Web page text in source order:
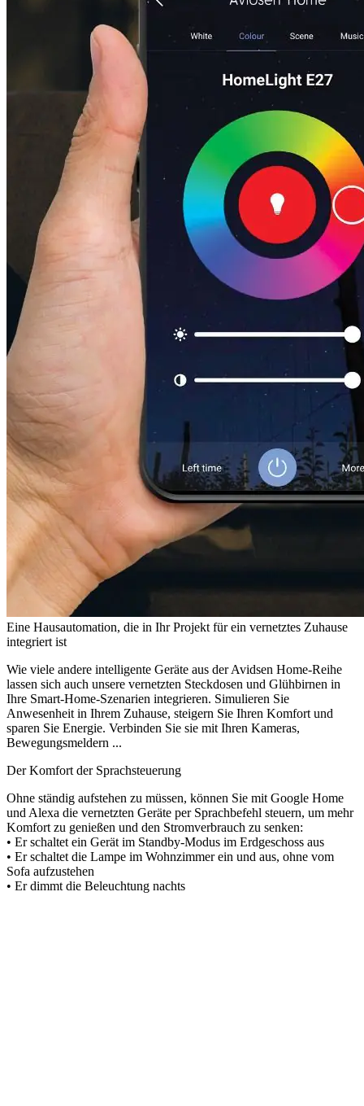
Eine Hausautomation, die in Ihr Projekt für ein vernetztes Zuhause
integriert ist
Wie viele andere intelligente Geräte aus der Avidsen Home-Reihe
lassen sich auch unsere vernetzten Steckdosen und Glühbirnen in
Ihre Smart-Home-Szenarien integrieren. Simulieren Sie
Anwesenheit in Ihrem Zuhause, steigern Sie Ihren Komfort und
sparen Sie Energie. Verbinden Sie sie mit Ihren Kameras,
Bewegungsmeldern ...
Der Komfort der Sprachsteuerung
Ohne ständig aufstehen zu müssen, können Sie mit Google Home
und Alexa die vernetzten Geräte per Sprachbefehl steuern, um mehr
Komfort zu genießen und den Stromverbrauch zu senken:
• Er schaltet ein Gerät im Standby-Modus im Erdgeschoss aus
• Er schaltet die Lampe im Wohnzimmer ein und aus, ohne vom
Sofa aufzustehen
• Er dimmt die Beleuchtung nachts